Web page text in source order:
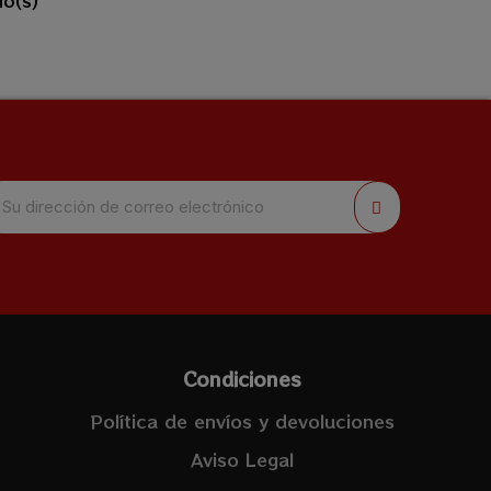
Condiciones
Política de envíos y devoluciones
Aviso Legal